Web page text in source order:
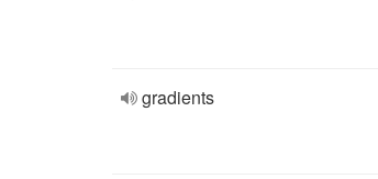
gradients